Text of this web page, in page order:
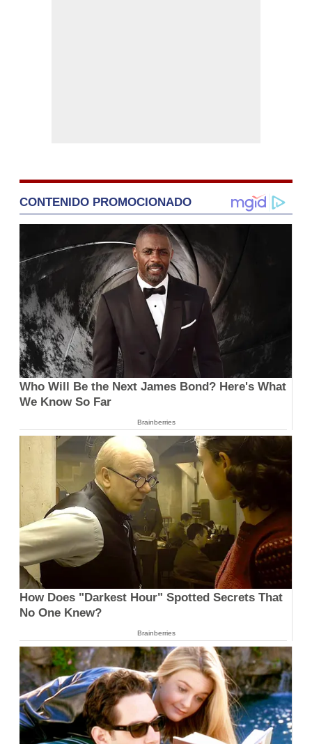
CONTENIDO PROMOCIONADO
Who Will Be the Next James Bond? Here's What
We Know So Far
Brainberries
How Does "Darkest Hour" Spotted Secrets That
No One Knew?
Brainberries